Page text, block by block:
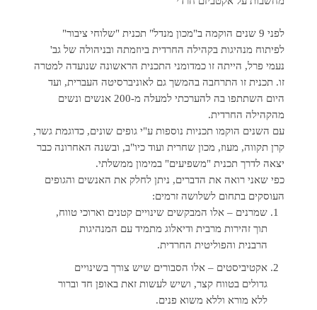
לפני 9 שנים הוקמה ב"מכון מנדל" תכנית "שלוחי ציבור"
לפיתוח מנהיגות בקהילה החרדית ביוזמתה ובניהולה של גב'
נעמי פרל, הייתה זו כמדומני התכנית הראשונה שנועדה למטרה
זו. תכנית זו התרחבה בהמשך גם לאוניברסיטה העברית, ועד
היום השתתפו בה להערכתי למעלה מ-200 אנשים ונשים
מהקהילה החרדית.
עם השנים הוקמו תכניות נוספות ע"י גופים שונים, כדוגמת גשר,
קרן תקווה, מעוז, מכון שחרית ועוד כיו"ב, ובשנה האחרונה כבר
יצאה לדרך תכנית "משפיעים" במימון ממשלתי.
כפי שאני רואה את הדברים, ניתן לחלק את האנשים והגופים
העוסקים בתחום לשלושה זרמים:
שמרנים – אלו המבקשים שינויים קטנים וארוכי טווח,
תוך זהירות מרבית ודיאלוג מתמיד עם המנהיגות
הרבנית והפוליטית החרדית.
אקטיביסטים – אלו הסבורים שיש צורך בשינויים
גדולים בטווח קצר, ושיש לעשות זאת באופן חד וברור
ללא מורא וללא משוא פנים.